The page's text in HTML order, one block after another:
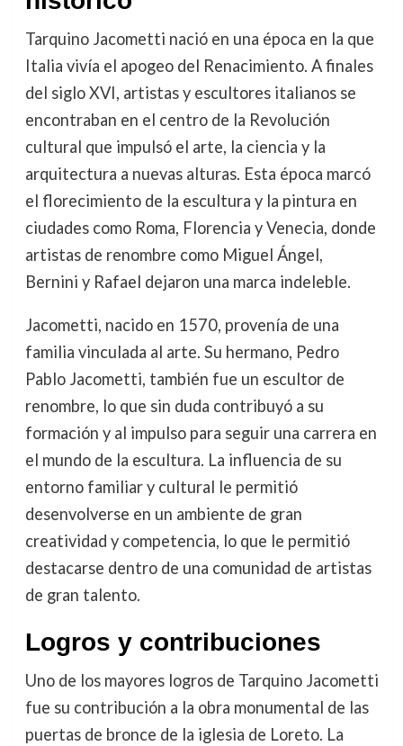
Tarquino Jacometti nació en una época en la que
Italia vivía el apogeo del Renacimiento. A finales
del siglo XVI, artistas y escultores italianos se
encontraban en el centro de la Revolución
cultural que impulsó el arte, la ciencia y la
arquitectura a nuevas alturas. Esta época marcó
el florecimiento de la escultura y la pintura en
ciudades como Roma, Florencia y Venecia, donde
artistas de renombre como Miguel Ángel,
Bernini y Rafael dejaron una marca indeleble.
Jacometti, nacido en 1570, provenía de una
familia vinculada al arte. Su hermano, Pedro
Pablo Jacometti, también fue un escultor de
renombre, lo que sin duda contribuyó a su
formación y al impulso para seguir una carrera en
el mundo de la escultura. La influencia de su
entorno familiar y cultural le permitió
desenvolverse en un ambiente de gran
creatividad y competencia, lo que le permitió
destacarse dentro de una comunidad de artistas
de gran talento.
Logros y contribuciones
Uno de los mayores logros de Tarquino Jacometti
fue su contribución a la obra monumental de las
puertas de bronce de la iglesia de Loreto. La